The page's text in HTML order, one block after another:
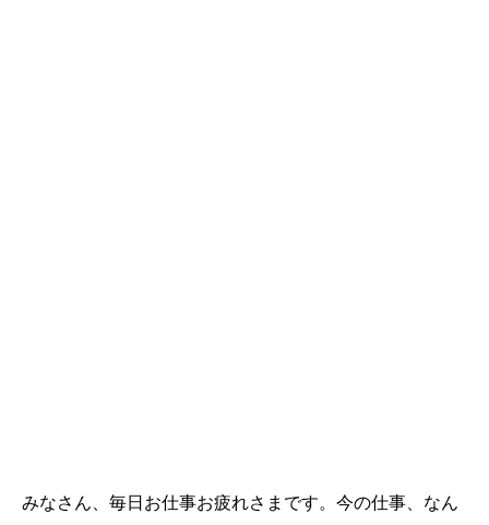
みなさん、毎日お仕事お疲れさまです。今の仕事、なん